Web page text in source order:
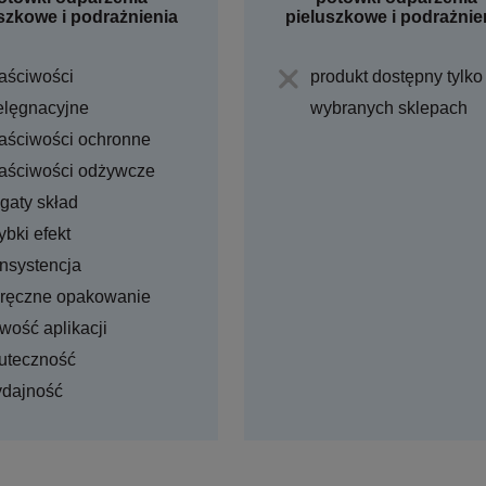
i podrażnienia
ochronne
odżywcze
skład
efekt
opakowanie
aplikacji
pieluszkowe i
produkt dostępny tylko
wybranych sklepach